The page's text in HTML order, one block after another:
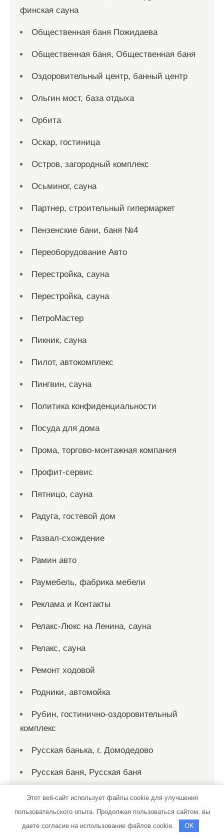
финская сауна
Общественная баня Пожидаева
Общественная баня, Общественная баня
Оздоровительный центр, банный центр
Ольгин мост, база отдыха
Орбита
Оскар, гостиница
Остров, загородный комплекс
Осьминог, сауна
Партнер, строительный гипермаркет
Пензенские бани, баня №4
Переоборудование Авто
Перестройка, сауна
Перестройка, сауна
ПетроМастер
Пикник, сауна
Пилот, автокомплекс
Пингвин, сауна
Политика конфиденциальности
Посуда для дома
Прома, торгово-монтажная компания
Профит-сервис
Пятницо, сауна
Радуга, гостевой дом
Развал-схождение
Рамин авто
Раумебель, фабрика мебели
Реклама и Контакты
Релакс-Люкс на Ленина, сауна
Релакс, сауна
Ремонт ходовой
Родники, автомойка
Рубин, гостинично-оздоровительный
комплекс
Русская банька, г. Домодедово
Русская баня, Русская баня
Русский финн, баня-сауна
Рыбка, сауна
Этот веб-сайт использует файлы cookie для улучшения
пользовательского опыта. Продолжая пользоваться сайтом, вы
даете согласие на использование файлов cookie.
OK